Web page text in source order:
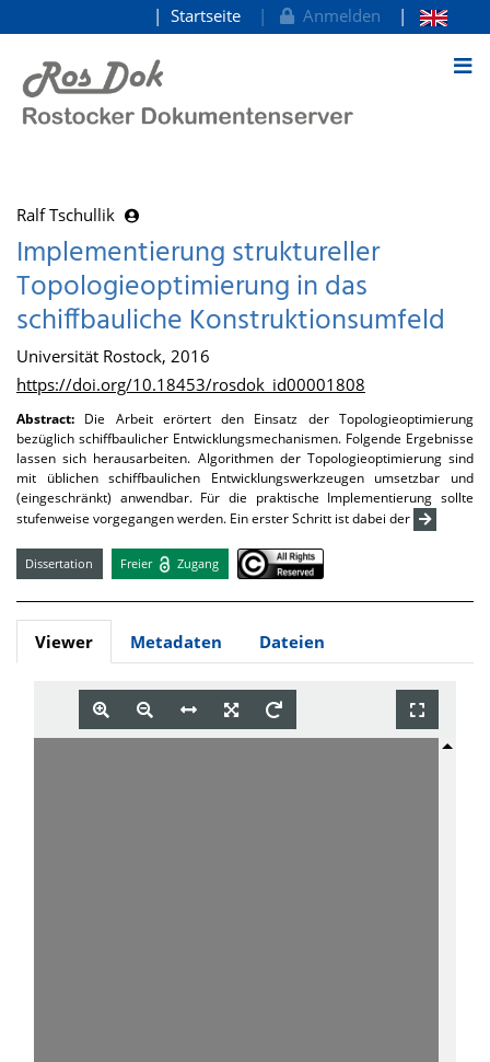
zum Inhalt
Startseite Anmelden
Ralf Tschullik
Implementierung struktureller
Topologieoptimierung in das
schiffbauliche Konstruktionsumfeld
Universität Rostock, 2016
https://doi.org/10.18453/rosdok_id00001808
Abstract: Die Arbeit erörtert den Einsatz der Topologieoptimierung
bezüglich schiffbaulicher Entwicklungsmechanismen. Folgende Ergebnisse
lassen sich herausarbeiten. Algorithmen der Topologieoptimierung sind
mit üblichen schiffbaulichen Entwicklungswerkzeugen umsetzbar und
(eingeschränkt) anwendbar. Für die praktische Implementierung sollte
stufenweise vorgegangen werden. Ein erster Schritt ist dabei der
Dissertation Freier Zugang
Viewer Metadaten Dateien